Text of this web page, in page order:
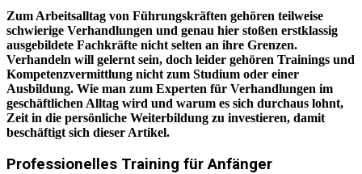
Zum Arbeitsalltag von Führungskräften gehören teilweise
schwierige Verhandlungen und genau hier stoßen erstklassig
ausgebildete Fachkräfte nicht selten an ihre Grenzen.
Verhandeln will gelernt sein, doch leider gehören Trainings und
Kompetenzvermittlung nicht zum Studium oder einer
Ausbildung. Wie man zum Experten für Verhandlungen im
geschäftlichen Alltag wird und warum es sich durchaus lohnt,
Zeit in die persönliche Weiterbildung zu investieren, damit
beschäftigt sich dieser Artikel.
Professionelles Training für Anfänger